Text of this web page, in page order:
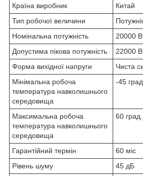
Країна виробник
Китай
Тип робочої величини
Номінальна потужність
20000
Допустима пікова потужність
22000
Форма вихідної напруги
Чиста
Мінімальна робоча
температура навколишнього
середовища
-45 град.
Максимальна робоча
температура навколишнього
середовища
60 град.
Гарантійний термін
60 міс
Рівень шуму
45 дБ